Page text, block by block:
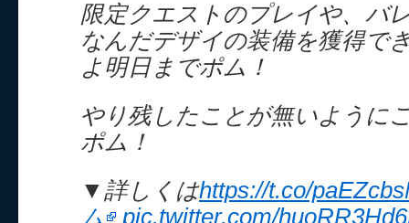
限定クエストのプレイや、バ
なんだデザイの装備を獲得で
よ明日までポム！
やり残したことが無いように
ポム！
▼詳しくはhttps://t.co/
ム
pic.twitter.com/